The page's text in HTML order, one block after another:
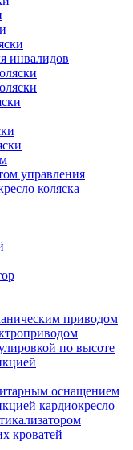
инвалидов
управления
коляска
приводом
по высоте
оснащением
кардиокресло
кроватей